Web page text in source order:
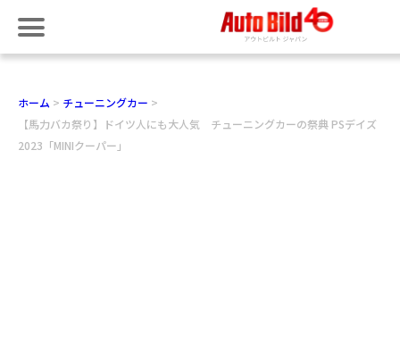
ホーム
チューニングカー
【馬力バカ祭り】ドイツ人にも大人気 チューニングカーの祭典 PSデイズ
2023「MINIクーパー」